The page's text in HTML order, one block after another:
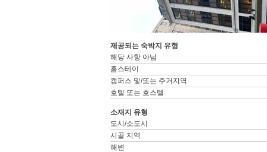
제공되는 숙박지 유형
해당 사항 아님
홈스테이
캠퍼스 및/또는 주거지역
호텔 또는 호스텔
소재지 유형
도시/소도시
시골 지역
해변